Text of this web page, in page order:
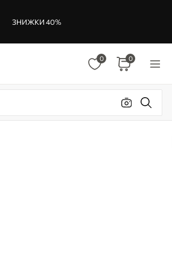
ЗНИЖКИ 40%
0 0